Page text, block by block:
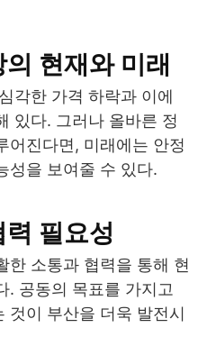
현재와 미래
각한 가격 하락과 이에
있다. 그러나 올바른 정
어진다면, 미래에는 안정
성을 보여줄 수 있다.
필요성
한 소통과 협력을 통해 현
. 공동의 목표를 가지고
것이 부산을 더욱 발전시